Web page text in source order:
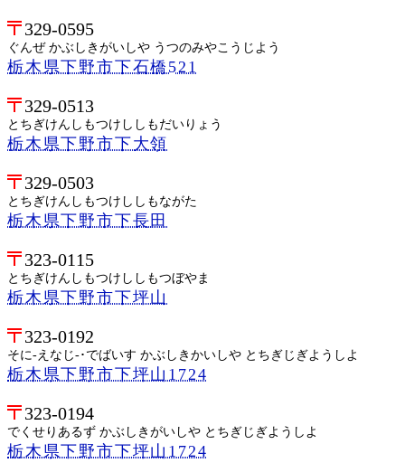
329-0595
ぐんぜ かぶしきがいしや うつのみやこうじよう
栃木県下野市下石橋521
329-0513
とちぎけんしもつけししもだいりょう
栃木県下野市下大領
329-0503
とちぎけんしもつけししもながた
栃木県下野市下長田
323-0115
とちぎけんしもつけししもつぼやま
栃木県下野市下坪山
323-0192
そに-えなじ-･でばいす かぶしきかいしや とちぎじぎようしよ
栃木県下野市下坪山1724
323-0194
でくせりあるず かぶしきがいしや とちぎじぎようしよ
栃木県下野市下坪山1724